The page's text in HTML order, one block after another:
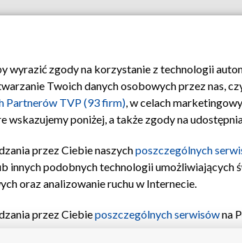
TVP Polityka prywatności Moje
wyrazić zgody na korzystanie z technologii
Twoich danych osobowych przez nas,
Partnerów TVP (93 firm), w celach
wskazujemy poniżej, a także zgody na
przez Ciebie naszychposzczególnych
podobnych technologii umożliwiających
oraz analizowanie ruchu w Internecie.
przez Ciebieposzczególnych serwisówna